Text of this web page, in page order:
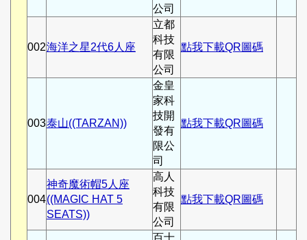
公司
002海洋之星2代6人座
立都
科技
有限
公司
點我下載QR圖碼
003泰山((TARZAN))
金皇
家科
技開
發有
限公
司
點我下載QR圖碼
004
神奇魔術帽5人座
((MAGIC HAT 5
SEATS))
高人
科技
有限
公司
點我下載QR圖碼
百士